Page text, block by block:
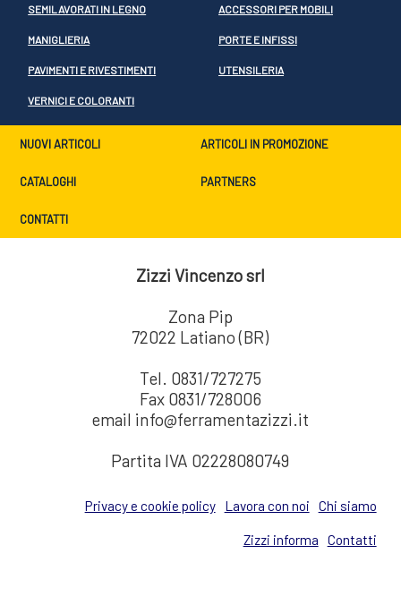
SEMILAVORATI IN LEGNO ACCESSORI PER MOBILI
MANIGLIERIA PORTE E INFISSI
PAVIMENTI E RIVESTIMENTI UTENSILERIA
VERNICI E COLORANTI
NUOVI ARTICOLI ARTICOLI IN PROMOZIONE
CATALOGHI PARTNERS
CONTATTI
Zizzi Vincenzo srl
Zona Pip
72022 Latiano (BR)
Tel. 0831/727275
Fax 0831/728006
email info@ferramentazizzi.it
Partita IVA 02228080749
Chi siamo
Lavora con noi
Privacy e cookie policy
Contatti
Zizzi informa